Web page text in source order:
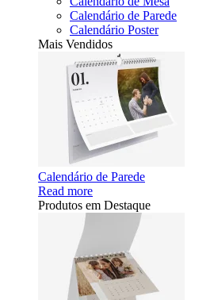
Calendário de Parede
Calendário Poster
Mais Vendidos
Calendário de Parede
Read more
Produtos em Destaque